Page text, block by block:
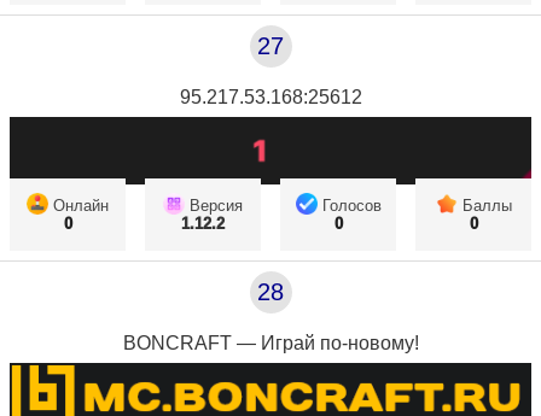
27
95.217.53.168:25612
Онлайн
0
Версия
1.12.2
Голосов
0
Баллы
0
28
BONCRAFT — Играй по-новому!